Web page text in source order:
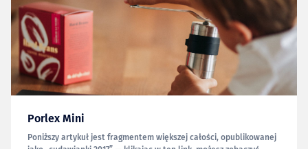
Porlex Mini
Poniższy artykuł jest fragmentem większej całości, opublikowanej